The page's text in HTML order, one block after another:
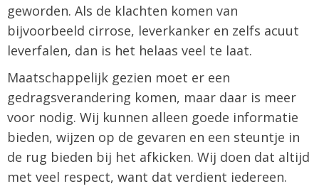
geworden. Als de klachten komen van
bijvoorbeeld cirrose, leverkanker en zelfs acuut
leverfalen, dan is het helaas veel te laat.
Maatschappelijk gezien moet er een
gedragsverandering komen, maar daar is meer
voor nodig. Wij kunnen alleen goede informatie
bieden, wijzen op de gevaren en een steuntje in
de rug bieden bij het afkicken. Wij doen dat altijd
met veel respect, want dat verdient iedereen.